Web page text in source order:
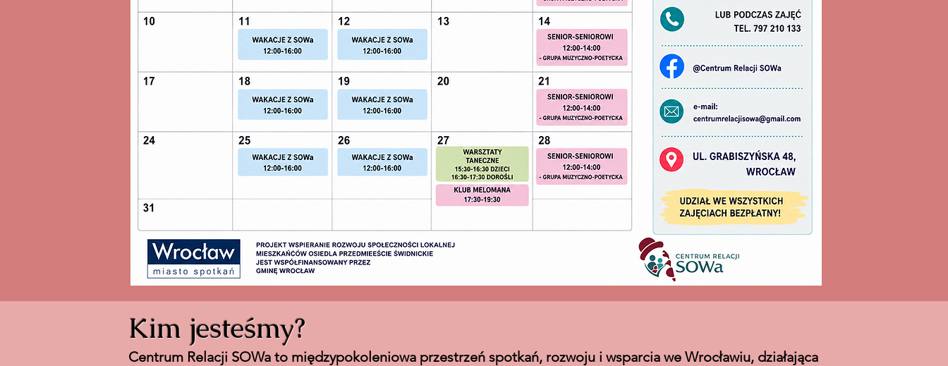
Kim jesteśmy?
Centrum Relacji SOWa to międzypokoleniowa przestrzeń spotkań, rozwoju i wsparcia we Wrocławiu, działająca